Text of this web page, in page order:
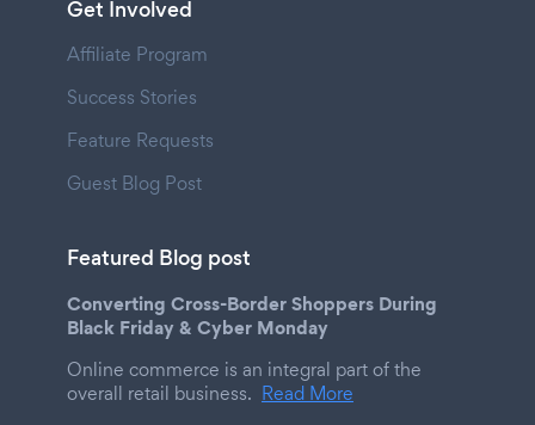
Get Involved
Affiliate Program
Success Stories
Feature Requests
Guest Blog Post
Featured Blog post
Converting Cross-Border Shoppers During
Black Friday & Cyber Monday
Online commerce is an integral part of the
overall retail business. Read More